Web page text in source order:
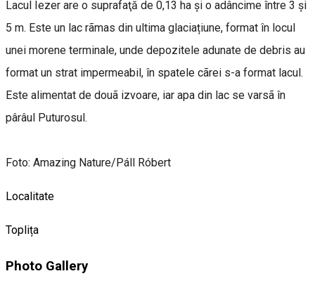
Lacul Iezer are o suprafaţă de 0,13 ha şi o adâncime între 3 şi
5 m. Este un lac rãmas din ultima glaciațiune, format în locul
unei morene terminale, unde depozitele adunate de debris au
format un strat impermeabil, în spatele cãrei s-a format lacul.
Este alimentat de douã izvoare, iar apa din lac se varsã în
pârâul Puturosul.
Foto: Amazing Nature/Páll Róbert
Localitate
Toplița
Photo Gallery